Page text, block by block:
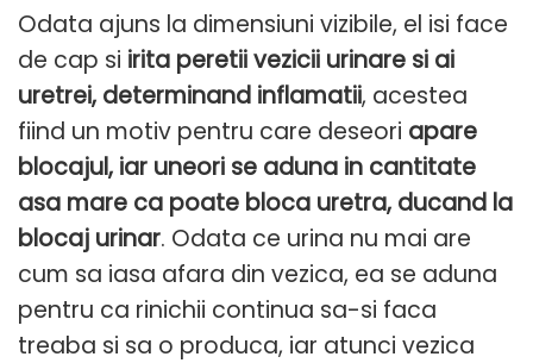
Odata ajuns la dimensiuni vizibile, el isi face
de cap si irita peretii vezicii urinare si ai
uretrei, determinand inflamatii, acestea
fiind un motiv pentru care deseori apare
blocajul, iar uneori se aduna in cantitate
asa mare ca poate bloca uretra, ducand la
blocaj urinar. Odata ce urina nu mai are
cum sa iasa afara din vezica, ea se aduna
pentru ca rinichii continua sa-si faca
treaba si sa o produca, iar atunci vezica